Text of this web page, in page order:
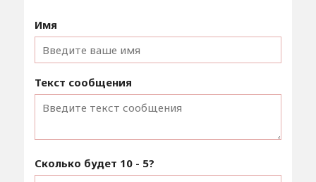
Имя
Текст сообщения
Сколько будет 10 - 5?